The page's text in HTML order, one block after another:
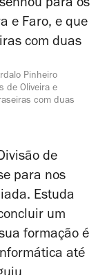
Pinheiro
de Oliveira e
com duas
de
para nos
Estuda
um
formação é
até